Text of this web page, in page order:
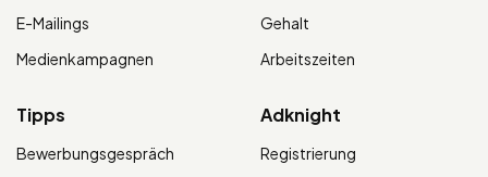
E-Mailings
Medienkampagnen
Gehalt
Arbeitszeiten
Tipps
Bewerbungsgespräch
Adknight
Registrierung